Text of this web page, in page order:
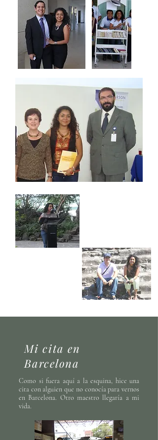
Mi cita en
Barcelona
Como si fuera aquí a la esquina, hice una
cita con alguien que no conocía para vernos
en Barcelona. Otro maestro llegaría a mi
vida.